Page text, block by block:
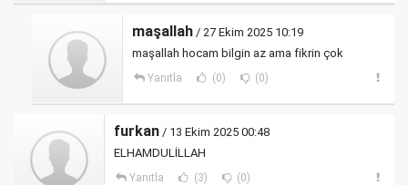
maşallah / 27 Ekim 2025 10:19
maşallah hocam bilgin az ama fikrin çok
Yanıtla (0) (0)
furkan / 13 Ekim 2025 00:48
ELHAMDULİLLAH
Yanıtla (3) (0)